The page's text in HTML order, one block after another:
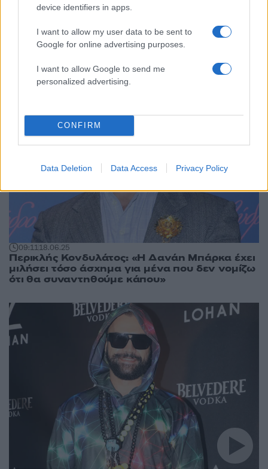
device identifiers in apps.
I want to allow my user data to be sent to
Google for online advertising purposes.
I want to allow Google to send me
personalized advertising.
CONFIRM
Data Deletion Data Access Privacy Policy
13:4619.06.25
νομίζω ότι ένας άντρας με τακούνι και καλσόν
βοηθάει να σεβαστούν τους γκέι»
09:1118.06.25
Περικλής Κονδυλάτος: «Η Δανάη Μπάρκα έχει
μιλήσει τόσο άσχημα για μένα που δεν νομίζω
ότι θα συναντηθούμε κάπου»